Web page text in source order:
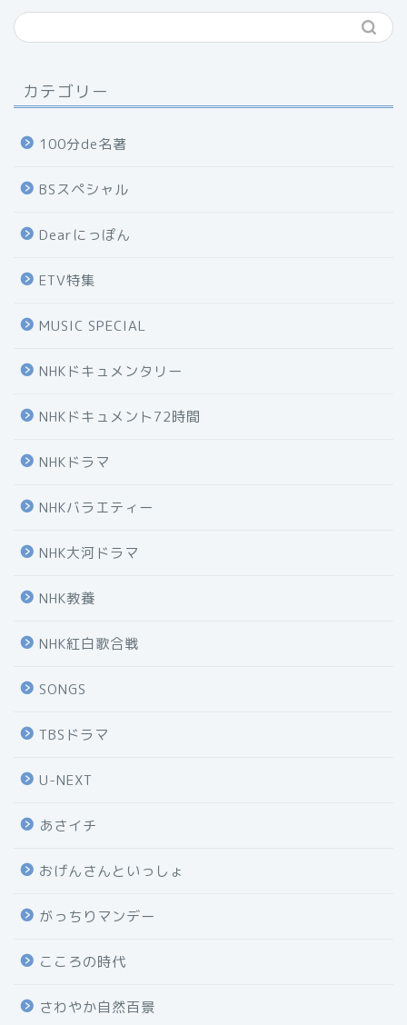
カテゴリー
100分de名著
BSスペシャル
Dearにっぽん
ETV特集
MUSIC SPECIAL
NHKドキュメンタリー
NHKドキュメント72時間
NHKドラマ
NHKバラエティー
NHK大河ドラマ
NHK教養
NHK紅白歌合戦
SONGS
TBSドラマ
U-NEXT
あさイチ
おげんさんといっしょ
がっちりマンデー
こころの時代
さわやか自然百景